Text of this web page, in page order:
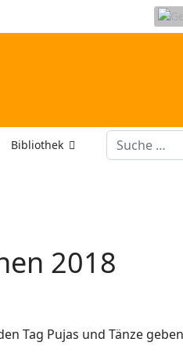
Bibliothek Suchen
2018
Tag Pujas und Tänze